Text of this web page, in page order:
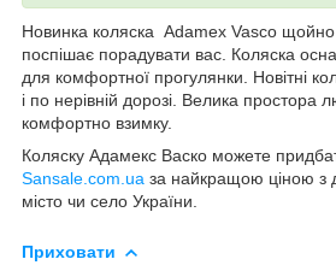
Новинка коляска Adamex Vasco щойно
поспішає порадувати вас. Коляска
для комфортної прогулянки. Новітні
і по нерівній дорозі. Велика простора
комфортно взимку.
Коляску Адамекс Васко можете
Sansale.com.ua за найкращою ціною з
місто чи село України.
Приховати